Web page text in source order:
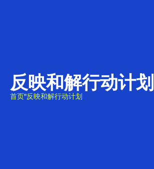
反映和解行动计划
首页"反映和解行动计划